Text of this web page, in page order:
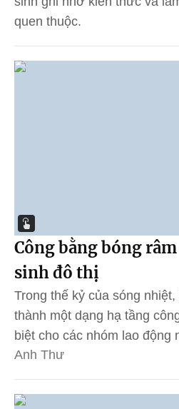
quen thuộc.
Công bằng bóng
sinh đô thị
Trong thế kỷ của sóng
thành một dạng hạ tầng
biệt cho các nhóm lao động
Anh Thư